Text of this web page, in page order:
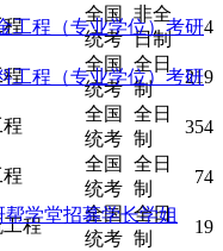
程
全国
统考
非全
日制
4
程
全国
统考
全日
制
219
全国
统考
全日
制
354
全国
统考
全日
制
74
程
全国
统考
全日
制
19
工程（专业学位）考研
工程（专业学位）考研
学堂招募学长学姐